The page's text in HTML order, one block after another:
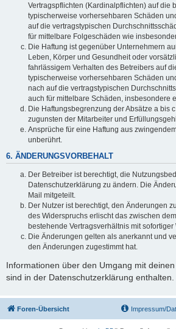
Vertragspflichten (Kardinalpflichten) auf die
typischerweise vorhersehbaren Schäden
auf die vertragstypischen
für mittelbare Folgeschäden wie
Die Haftung ist gegenüber Unternehmern
Leben, Körper und Gesundheit oder
fahrlässigem Verhalten des Betreibers auf
typischerweise vorhersehbaren Schäden
nach auf die vertragstypischen
auch für mittelbare Schäden, insbesondere
Die Haftungsbegrenzung der Absätze a bis
zugunsten der Mitarbeiter und
Ansprüche für eine Haftung aus
unberührt.
6. ÄNDERUNGSVORBEHALT
Der Betreiber ist berechtigt, die
Datenschutzerklärung zu ändern. Die
Mail mitgeteilt.
Der Nutzer ist berechtigt, den Änderungen
des Widerspruchs erlischt das zwischen
bestehende Vertragsverhältnis mit sofortiger
Die Änderungen gelten als anerkannt und
den Änderungen zugestimmt hat.
Informationen über den Umgang mit
sind in der Datenschutzerklärung enthalten.
Foren-Übersicht Impressum/